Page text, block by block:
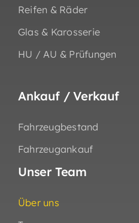
Reifen & Räder
Glas & Karosserie
HU / AU & Prüfungen
Ankauf / Verkauf
Fahrzeugbestand
Fahrzeugankauf
Unser Team
Über uns